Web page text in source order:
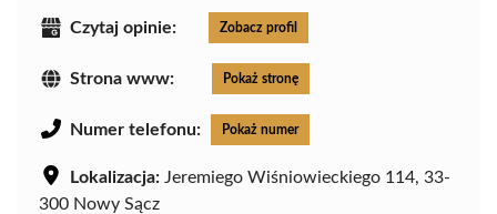
Czytaj opinie: Zobacz profil
Strona www: Pokaż stronę
Numer telefonu: Pokaż numer
Lokalizacja: Jeremiego Wiśniowieckiego 114, 33-
300 Nowy Sącz